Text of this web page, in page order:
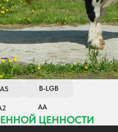
ЦЕННОСТИ
B-LGB
АА